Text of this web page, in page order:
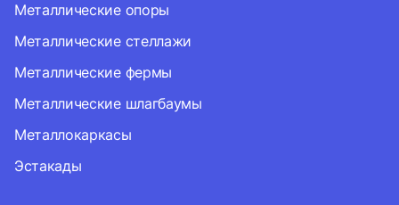
Металлические опоры
Металлические стеллажи
Металлические фермы
Металлические шлагбаумы
Металлокаркасы
Эстакады